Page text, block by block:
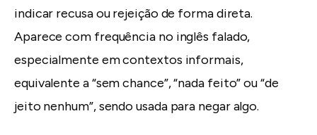
indicar recusa ou rejeição de forma direta.
Aparece com frequência no inglês falado,
especialmente em contextos informais,
equivalente a “sem chance”, “nada feito” ou “de
jeito nenhum”, sendo usada para negar algo.